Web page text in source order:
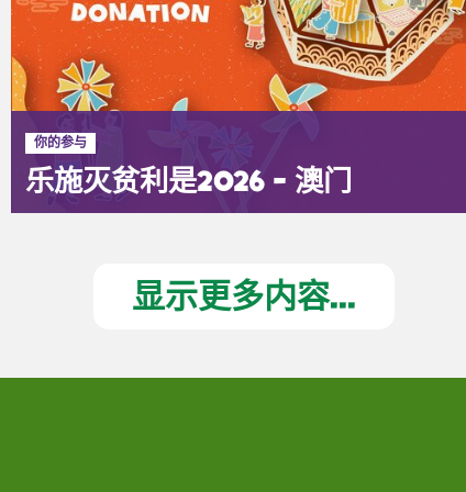
你的参与
乐施灭贫利是2026 - 澳门
显示更多内容...